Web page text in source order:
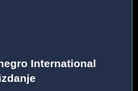
International